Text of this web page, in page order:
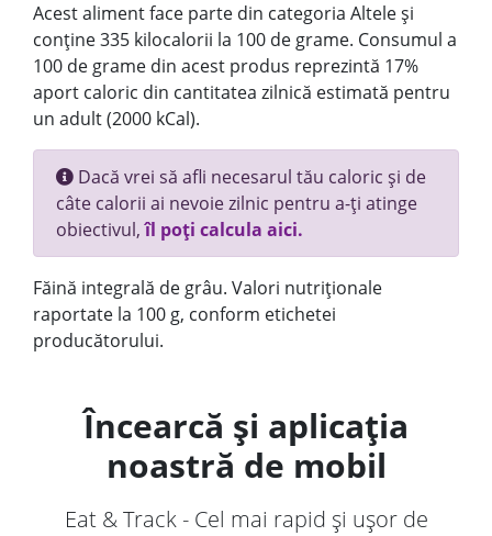
Acest aliment face parte din categoria Altele și
conține 335 kilocalorii la 100 de grame. Consumul a
100 de grame din acest produs reprezintă 17%
aport caloric din cantitatea zilnică estimată pentru
un adult (2000 kCal).
Dacă vrei să afli necesarul tău caloric și de
câte calorii ai nevoie zilnic pentru a-ți atinge
obiectivul,îl poți calcula aici.
Făină integrală de grâu. Valori nutriționale
raportate la 100 g, conform etichetei
producătorului.
Încearcă și aplicația
noastră de mobil
Eat & Track - Cel mai rapid și ușor de